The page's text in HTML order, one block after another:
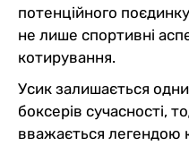
потенційного
не лише спортивні
котирування.
Усик залишається
боксерів сучасності,
вважається легендою